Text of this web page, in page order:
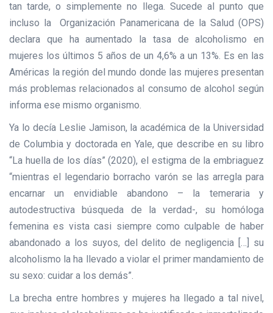
tan tarde, o simplemente no llega. Sucede al punto que
incluso la Organización Panamericana de la Salud (OPS)
declara que ha aumentado la tasa de alcoholismo en
mujeres los últimos 5 años de un 4,6% a un 13%. Es en las
Américas la región del mundo donde las mujeres presentan
más problemas relacionados al consumo de alcohol según
informa ese mismo organismo.
Ya lo decía Leslie Jamison, la académica de la Universidad
de Columbia y doctorada en Yale, que describe en su libro
“La huella de los días” (2020), el estigma de la embriaguez
“mientras el legendario borracho varón se las arregla para
encarnar un envidiable abandono – la temeraria y
autodestructiva búsqueda de la verdad-, su homóloga
femenina es vista casi siempre como culpable de haber
abandonado a los suyos, del delito de negligencia […] su
alcoholismo la ha llevado a violar el primer mandamiento de
su sexo: cuidar a los demás”.
La brecha entre hombres y mujeres ha llegado a tal nivel,